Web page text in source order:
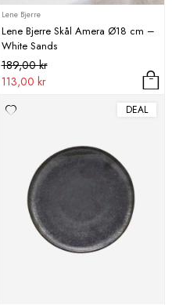
Lene Bjerre
Lene Bjerre Skål Amera Ø18 cm –
White Sands
189,00kr
Det
ursprungliga
var:
113,00 kr
Det
nuvarande
är:
DEAL